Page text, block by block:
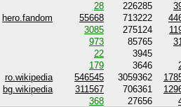
28 226285
hero.fandom 55668 713222
3085 275124
973 85765
22
3945
179 3646
ro.wikipedia 546545 3059362
bg.wikipedia 311567 706361
368 27656